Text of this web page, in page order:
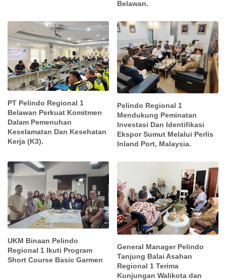
Belawan.
PT Pelindo Regional 1
Belawan Perkuat Komitmen
Dalam Pemenuhan
Keselamatan Dan Kesehatan
Kerja (K3).
Pelindo Regional 1
Mendukung Peminatan
Investasi Dan Identifikasi
Ekspor Sumut Melalui Perlis
Inland Port, Malaysia.
UKM Binaan Pelindo
Regional 1 Ikuti Program
Short Course Basic Garmen
General Manager Pelindo
Tanjung Balai Asahan
Regional 1 Terima
Kunjungan Walikota dan